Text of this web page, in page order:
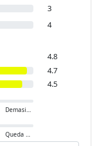
3
4
4.8
4.7
4.5
Demasiado grande
Queda holgado